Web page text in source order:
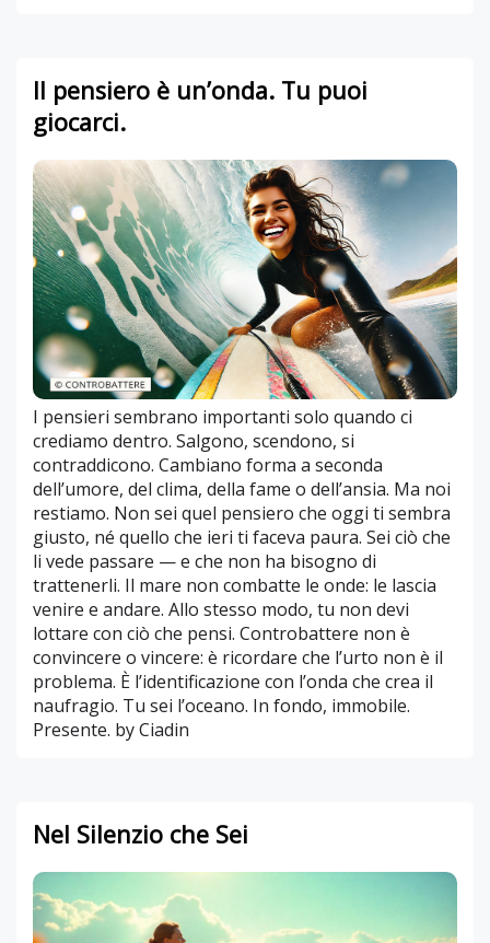
Il pensiero è un’onda. Tu puoi
giocarci.
I pensieri sembrano importanti solo quando ci
crediamo dentro. Salgono, scendono, si
contraddicono. Cambiano forma a seconda
dell’umore, del clima, della fame o dell’ansia. Ma noi
restiamo. Non sei quel pensiero che oggi ti sembra
giusto, né quello che ieri ti faceva paura. Sei ciò che
li vede passare — e che non ha bisogno di
trattenerli. Il mare non combatte le onde: le lascia
venire e andare. Allo stesso modo, tu non devi
lottare con ciò che pensi. Controbattere non è
convincere o vincere: è ricordare che l’urto non è il
problema. È l’identificazione con l’onda che crea il
naufragio. Tu sei l’oceano. In fondo, immobile.
Presente. by Ciadin
Nel Silenzio che Sei